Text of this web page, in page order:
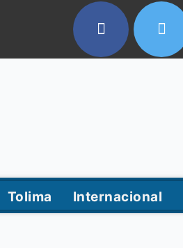
Tolima Internacional